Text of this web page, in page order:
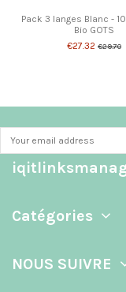
Pack 3 langes Blanc -
Bio GOTS
€27.32 €29.70
Catégories
NOUS SUIVRE